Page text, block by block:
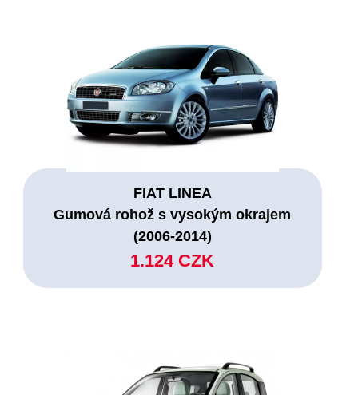
FIAT LINEA
Gumová rohož s vysokým okrajem
(2006-2014)
1.124 CZK